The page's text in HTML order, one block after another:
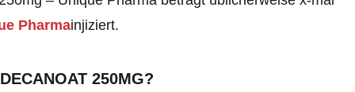
Pharmainjiziert.
250MG?